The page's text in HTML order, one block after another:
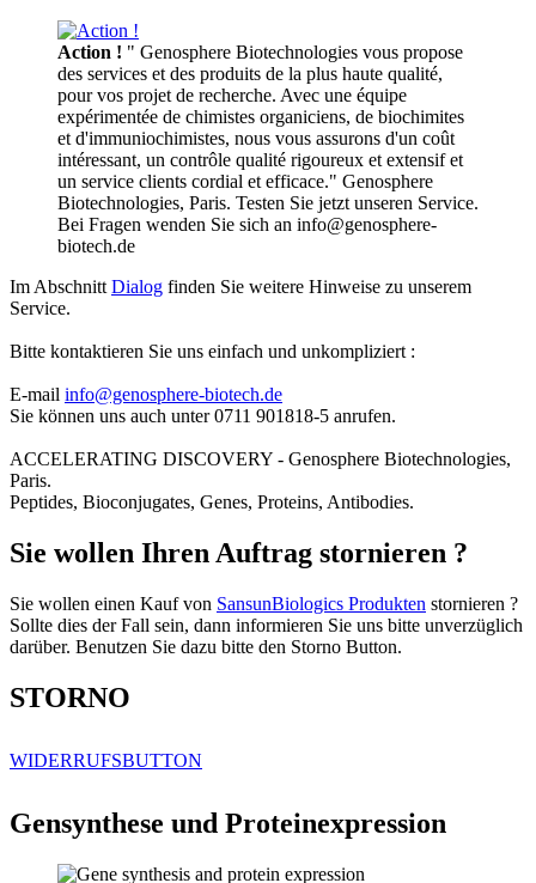
Action ! " Genosphere Biotechnologies vous propose
des services et des produits de la plus haute qualité,
pour vos projet de recherche. Avec une équipe
expérimentée de chimistes organiciens, de biochimites
et d'immuniochimistes, nous vous assurons d'un coût
intéressant, un contrôle qualité rigoureux et extensif et
un service clients cordial et efficace." Genosphere
Biotechnologies, Paris. Testen Sie jetzt unseren Service.
Bei Fragen wenden Sie sich an info@genosphere-
biotech.de
Im Abschnitt Dialog finden Sie weitere Hinweise zu unserem
Service.
Bitte kontaktieren Sie uns einfach und unkompliziert :
E-mail info@genosphere-biotech.de
Sie können uns auch unter 0711 901818-5 anrufen.
ACCELERATING DISCOVERY - Genosphere Biotechnologies,
Paris.
Peptides, Bioconjugates, Genes, Proteins, Antibodies.
Sie wollen Ihren Auftrag stornieren ?
Sie wollen einen Kauf von SansunBiologics Produkten stornieren ?
Sollte dies der Fall sein, dann informieren Sie uns bitte unverzüglich
darüber. Benutzen Sie dazu bitte den Storno Button.
STORNO
WIDERRUFSBUTTON
Gensynthese und Proteinexpression